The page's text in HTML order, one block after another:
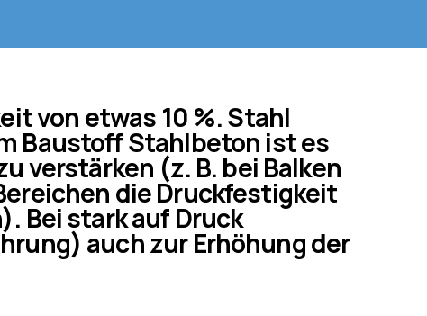
von etwas 10 %. Stahl
Baustoff Stahlbeton ist es
verstärken (z. B. bei Balken
die Druckfestigkeit
Bei stark auf Druck
auch zur Erhöhung der